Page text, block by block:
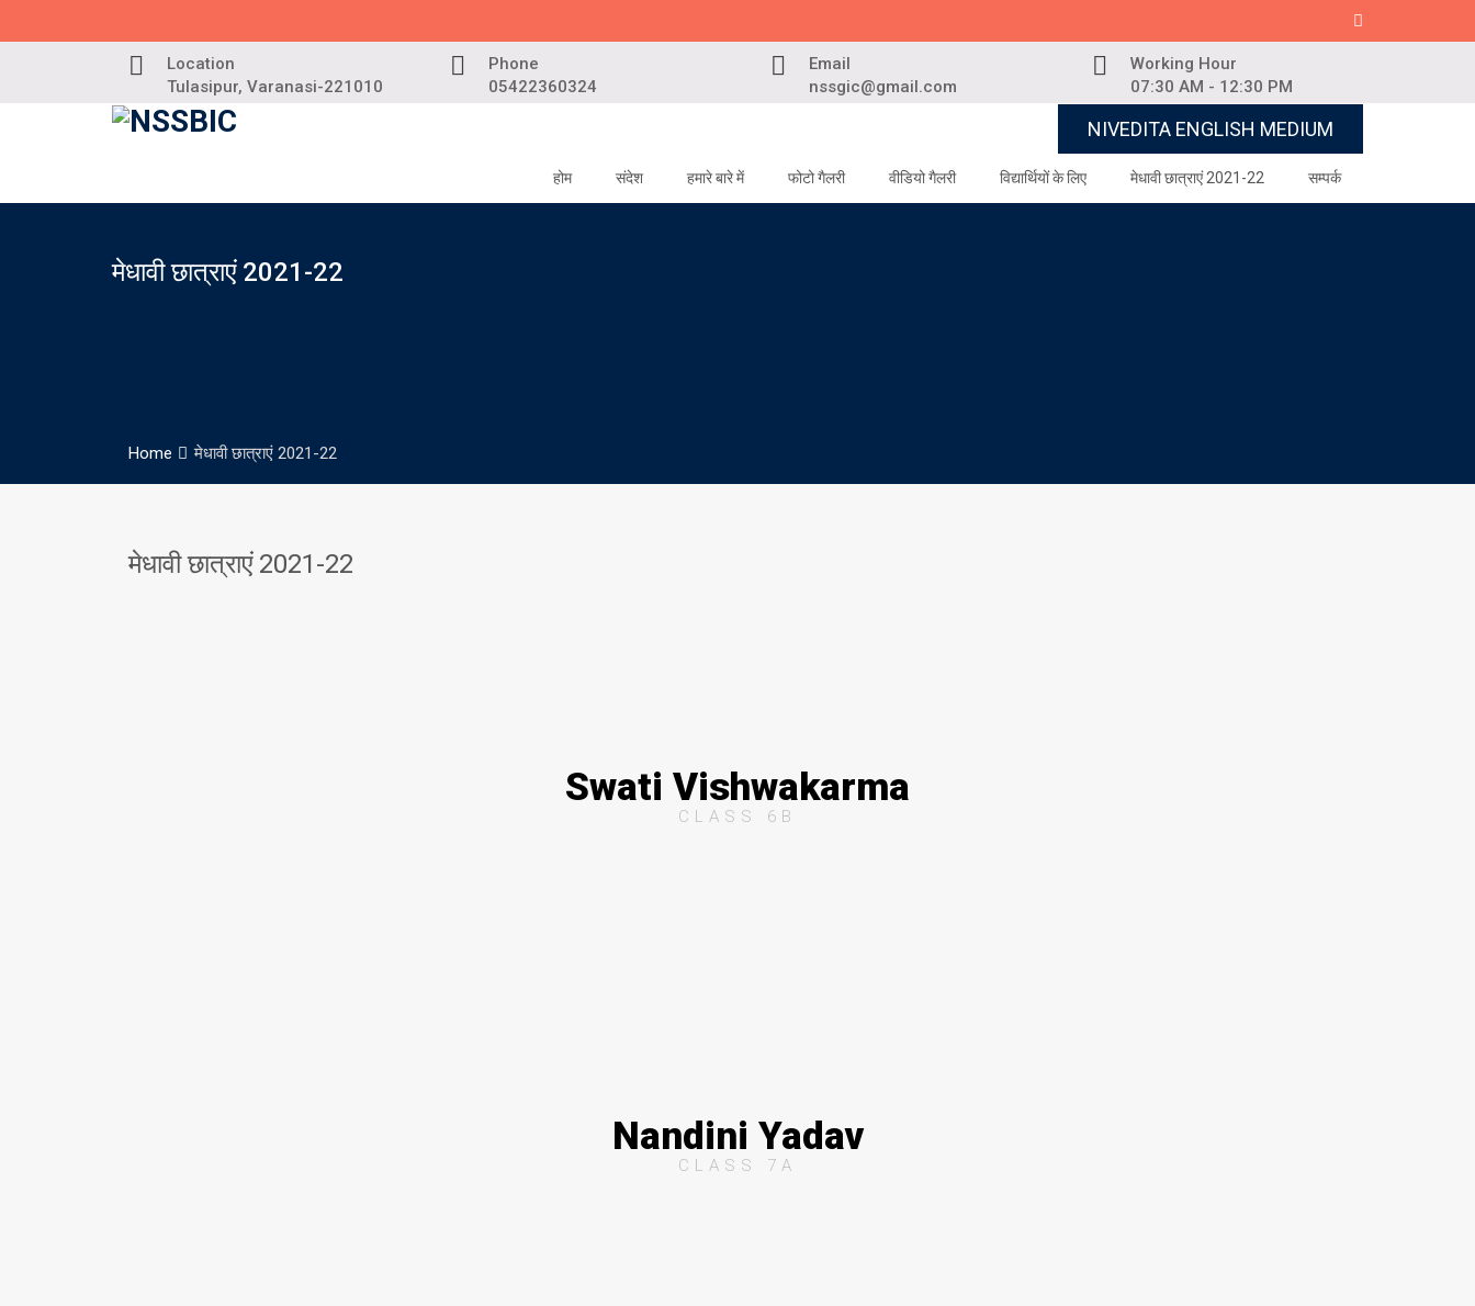
Location
Tulasipur, Varanasi-221010
Phone
05422360324
Email
nssgic@gmail.com
Working Hour
07:30 AM - 12:30 PM
NIVEDITA ENGLISH MEDIUM
होम संदेश हमारे बारे में फोटो गैलरी वीडियो गैलरी विद्यार्थियों के लिए मेधावी छात्राएं 2021-22 सम्पर्क
मेधावी छात्राएं 2021-22
Home मेधावी छात्राएं 2021-22
मेधावी छात्राएं 2021-22
Swati Vishwakarma
CLASS 6B
Nandini Yadav
CLASS 7A